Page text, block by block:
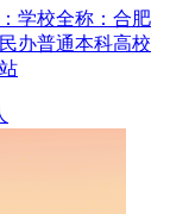
学校全称：合肥
办普通本科高校